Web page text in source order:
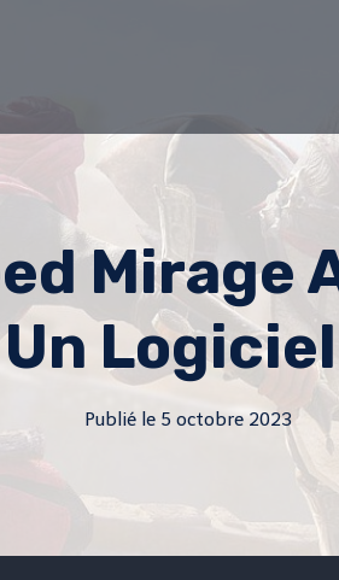
Mirage
Publié le 5 octobre 2023